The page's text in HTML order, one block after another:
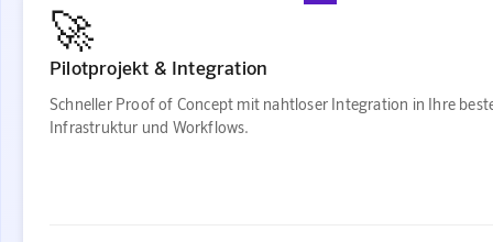
🚀
Pilotprojekt & Integration
Schneller Proof of Concept mit nahtloser Integration in Ihre
Infrastruktur und Workflows.